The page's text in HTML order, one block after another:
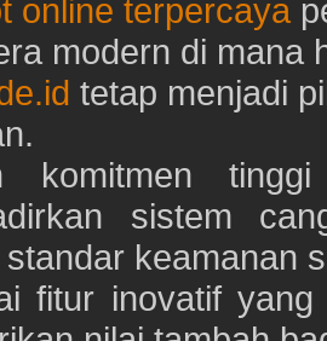
online terpercaya
modern di mana
tetap menjadi
komitmen
sistem
keamanan
fitur inovatif